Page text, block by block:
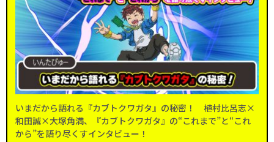
いまだから語れる『カブトクワガタ』の秘密！ 植村比呂志×
和田誠×大塚角満、『カブトクワガタ』の“これまで”と“これ
から”を語り尽くすインタビュー！